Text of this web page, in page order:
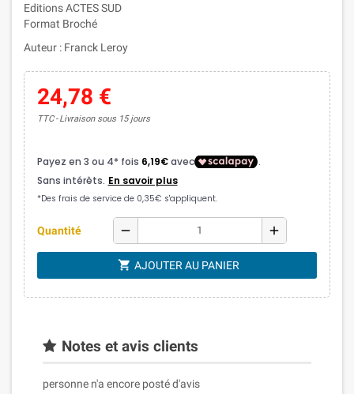
Editions ACTES SUD
Format Broché
Auteur : Franck Leroy
24,78 €
TTC Livraison sous 15 jours
Quantité remove add
shopping_cart AJOUTER AU PANIER
Notes et avis clients
personne n'a encore posté d'avis